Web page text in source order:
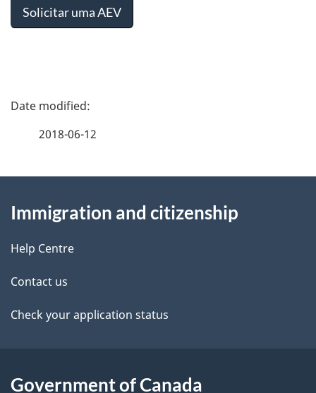
Solicitar uma AEV
P
d
e
t
a
l
2018-06-12
this
site
Immigration and citizenship
Help Centre
Contact us
Check your application status
Government of Canada